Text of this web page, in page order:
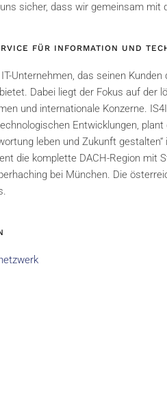
sicher, dass wir gemeinsam
FÜR INFORMATION UND
Unternehmen, das seinen
Dabei liegt der Fokus auf der
und internationale Konzerne.
Entwicklungen,
leben und Zukunft
die komplette DACH-Region mit
bei München. Die